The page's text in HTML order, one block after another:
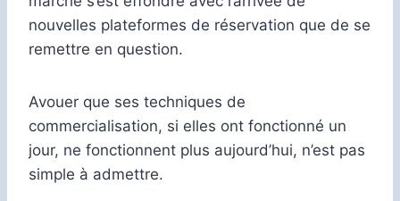
nouvelles plateformes de réservation que de se
remettre en question.
Avouer que ses techniques de
commercialisation, si elles ont fonctionné un
jour, ne fonctionnent plus aujourd’hui, n’est pas
simple à admettre.